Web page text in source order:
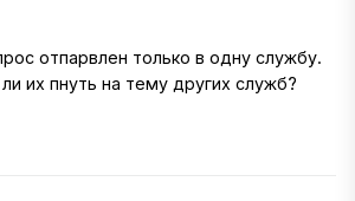
отпарвлен только в одну службу.
их пнуть на тему других служб?